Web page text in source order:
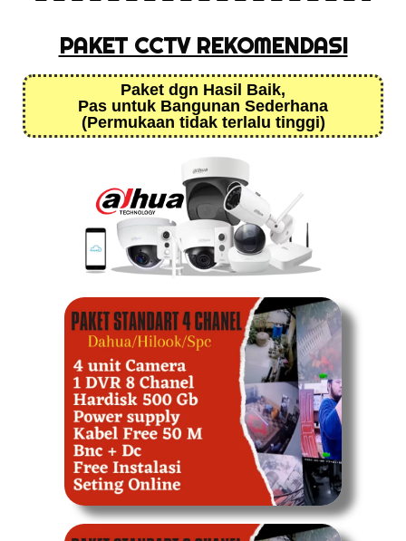
PAKET CCTV REKOMENDASI
Paket dgn Hasil Baik,
Pas untuk Bangunan Sederhana
(Permukaan tidak terlalu tinggi)